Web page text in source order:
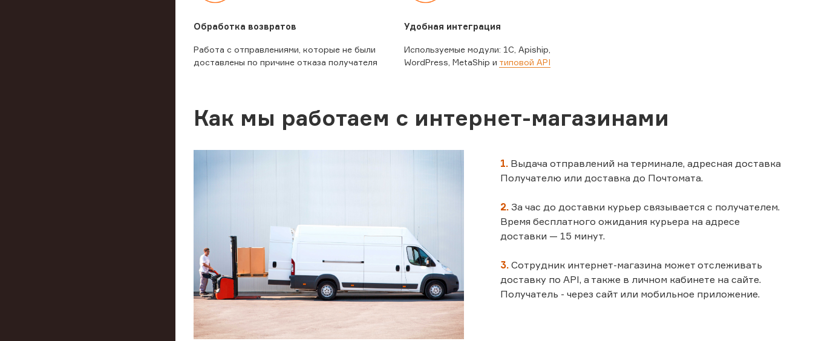
Обработка возвратов
Работа с отправлениями, которые не были
доставлены по причине отказа получателя
Удобная интеграция
Используемые модули: 1C, Apiship,
WordPress, MetaShip и типовой API
Как мы работаем с интернет-магазинами
1. Выдача отправлений на терминале, адресная доставка
Получателю или доставка до Почтомата.
2. За час до доставки курьер связывается с получателем.
Время бесплатного ожидания курьера на адресе
доставки — 15 минут.
3. Сотрудник интернет-магазина может отслеживать
доставку по API, а также в личном кабинете на сайте.
Получатель - через сайт или мобильное приложение.